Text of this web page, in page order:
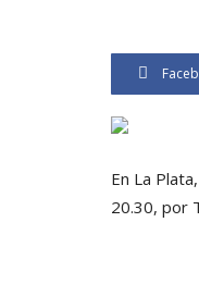
En La
20.30, por